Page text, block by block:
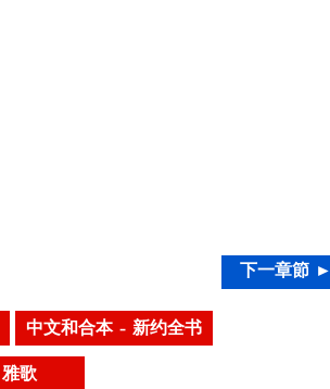
下一章節 ►
中文和合本 – 新约全书
雅歌